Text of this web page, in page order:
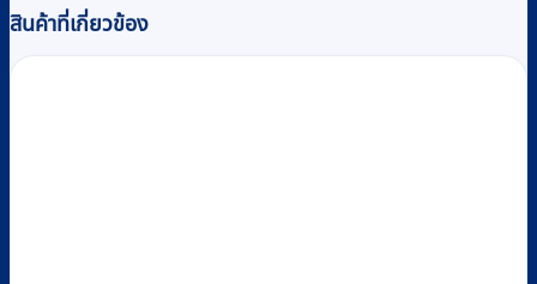
สินค้าที่เกี่ยวข้อง